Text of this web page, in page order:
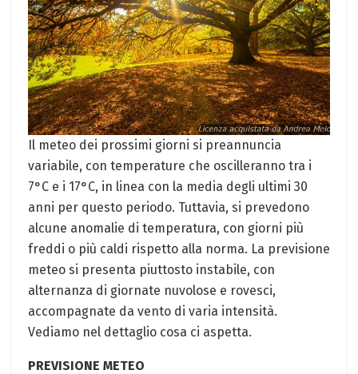
Il ⁢meteo dei prossimi giorni ​si preannuncia
variabile, con temperature⁤ che oscilleranno tra i
7°C e i ⁤17°C, in linea‌ con la media degli ultimi 30
anni per questo periodo. Tuttavia,⁤ si prevedono
alcune anomalie di temperatura, con giorni più
freddi o più caldi rispetto alla norma. La previsione
meteo ⁣si presenta piuttosto instabile, con
‌alternanza di giornate nuvolose e rovesci,
accompagnate da vento di varia intensità.
Vediamo‌ nel dettaglio cosa ci aspetta.
PREVISIONE METEO